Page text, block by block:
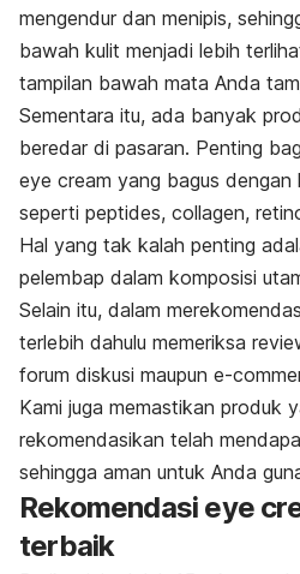
mengendur dan menipis,
bawah kulit menjadi lebih
tampilan bawah mata Anda
Sementara itu, ada banyak
beredar di pasaran. Penting
eye cream yang bagus dengan
seperti peptides, collagen,
Hal yang tak kalah penting
pelembap dalam komposisi
Selain itu, dalam
terlebih dahulu memeriksa
forum diskusi maupun e-
Kami juga memastikan produk
rekomendasikan telah
sehingga aman untuk Anda
Rekomendasi eye
terbaik